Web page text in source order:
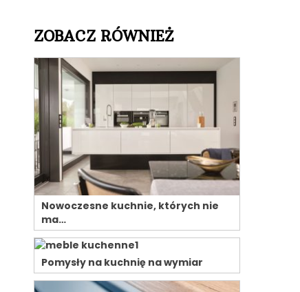
ZOBACZ RÓWNIEŻ
Nowoczesne kuchnie, których nie
ma…
Pomysły na kuchnię na wymiar